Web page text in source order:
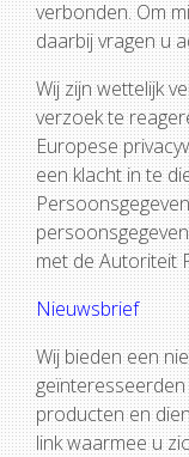
verbonden. Om
daarbij vragen u
Wij zijn wettelijk
verzoek te
Europese
een klacht in te
met de Autoriteit
Nieuwsbrief
Wij bieden een
producten en
link waarmee u